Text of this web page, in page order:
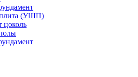
(УШП)
цоколь